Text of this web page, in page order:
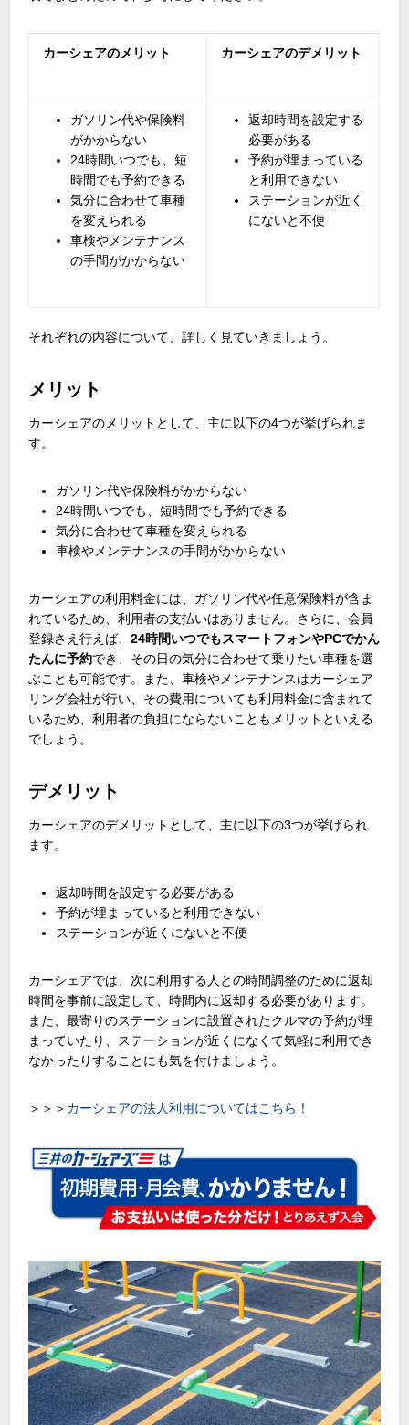
カーシェアのメリット カーシェアのデメリット
ガソリン代や保険料
がかからない
24時間いつでも、短
時間でも予約できる
気分に合わせて車種
を変えられる
車検やメンテナンス
の手間がかからない
返却時間を設定する
必要がある
予約が埋まっている
と利用できない
ステーションが近く
にないと不便
それぞれの内容について、詳しく見ていきましょう。
メリット
カーシェアのメリットとして、主に以下の4つが挙げられま
す。
ガソリン代や保険料がかからない
24時間いつでも、短時間でも予約できる
気分に合わせて車種を変えられる
車検やメンテナンスの手間がかからない
カーシェアの利用料金には、ガソリン代や任意保険料が含ま
れているため、利用者の支払いはありません。さらに、会員
登録さえ行えば、24時間いつでもスマートフォンやPCでかん
たんに予約でき、その日の気分に合わせて乗りたい車種を選
ぶことも可能です。また、車検やメンテナンスはカーシェア
リング会社が行い、その費用についても利用料金に含まれて
いるため、利用者の負担にならないこともメリットといえる
でしょう。
デメリット
カーシェアのデメリットとして、主に以下の3つが挙げられ
ます。
返却時間を設定する必要がある
予約が埋まっていると利用できない
ステーションが近くにないと不便
カーシェアでは、次に利用する人との時間調整のために返却
時間を事前に設定して、時間内に返却する必要があります。
また、最寄りのステーションに設置されたクルマの予約が埋
まっていたり、ステーションが近くになくて気軽に利用でき
なかったりすることにも気を付けましょう。
＞＞＞ カーシェアの法人利用についてはこちら！